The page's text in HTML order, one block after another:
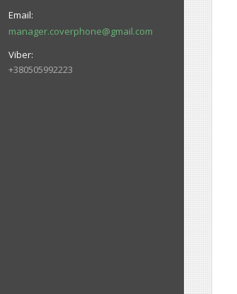
manager.coverphone@gmail.com
+380505992223